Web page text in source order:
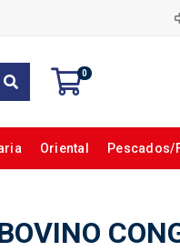
0
Oriental Pescados/